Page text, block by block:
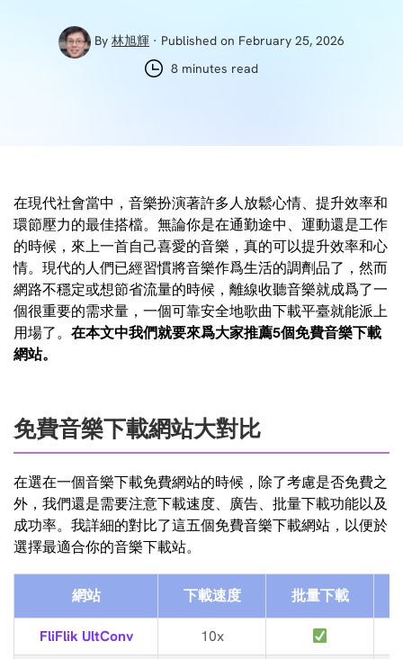
By 林旭輝 · Published on February 25, 2026
8 minutes read
在現代社會當中，音樂扮演著許多人放鬆心情、提升效率和
環節壓力的最佳搭檔。無論你是在通勤途中、運動還是工作
的時候，來上一首自己喜愛的音樂，真的可以提升效率和心
情。現代的人們已經習慣將音樂作爲生活的調劑品了，然而
網路不穩定或想節省流量的時候，離線收聽音樂就成爲了一
個很重要的需求量，一個可靠安全地歌曲下載平臺就能派上
用場了。 在本文中我們就要來爲大家推薦5個免費音樂下載
網站。
免費音樂下載網站大對比
在選在一個音樂下載免費網站的時候，除了考慮是否免費之
外，我們還是需要注意下載速度、廣告、批量下載功能以及
成功率。我詳細的對比了這五個免費音樂下載網站，以便於
選擇最適合你的音樂下載站。
網站 下載速度 批量下載
FliFlik UltConv
10x